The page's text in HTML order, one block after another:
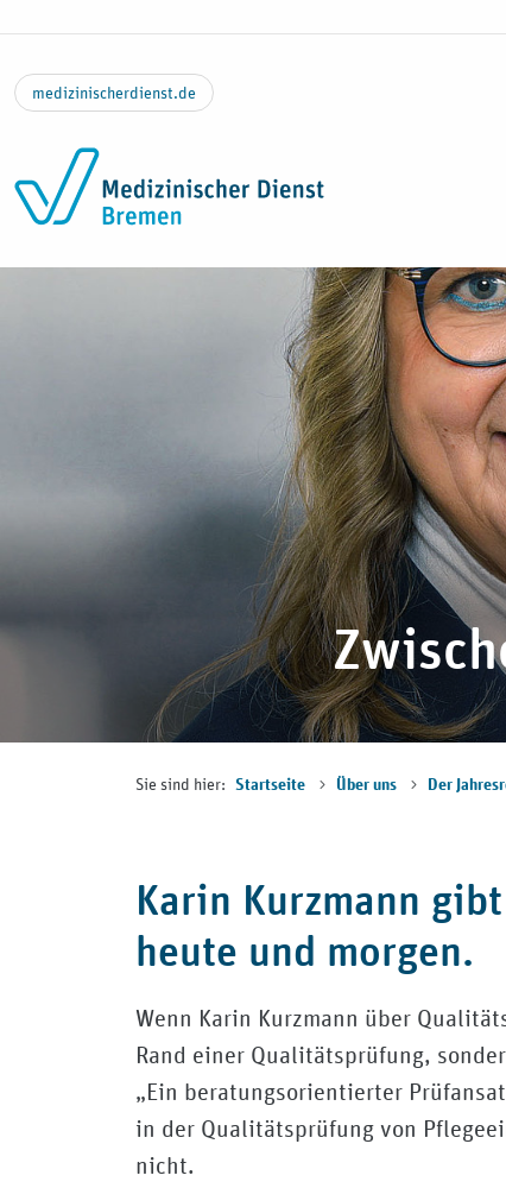
medizinischerdienst.de
Sie sind hier: Startseite Über uns Der
Karin Kurzmann
heute und morgen.
Wenn Karin Kurzmann über
Rand einer Qualitätsprüfung,
„Ein beratungsorientierter
in der Qualitätsprüfung von
nicht.